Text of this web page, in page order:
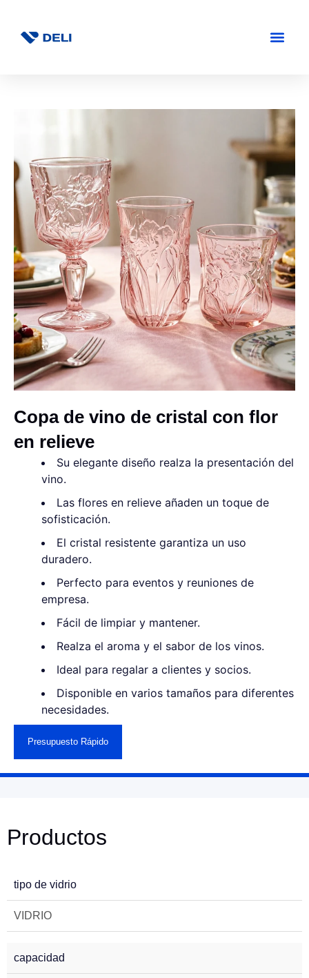
Copa de vino de cristal con flor
en relieve
Su elegante diseño realza la presentación del
vino.
Las flores en relieve añaden un toque de
sofisticación.
El cristal resistente garantiza un uso
duradero.
Perfecto para eventos y reuniones de
empresa.
Fácil de limpiar y mantener.
Realza el aroma y el sabor de los vinos.
Ideal para regalar a clientes y socios.
Disponible en varios tamaños para diferentes
necesidades.
Presupuesto Rápido
Productos
tipo de vidrio
VIDRIO
capacidad